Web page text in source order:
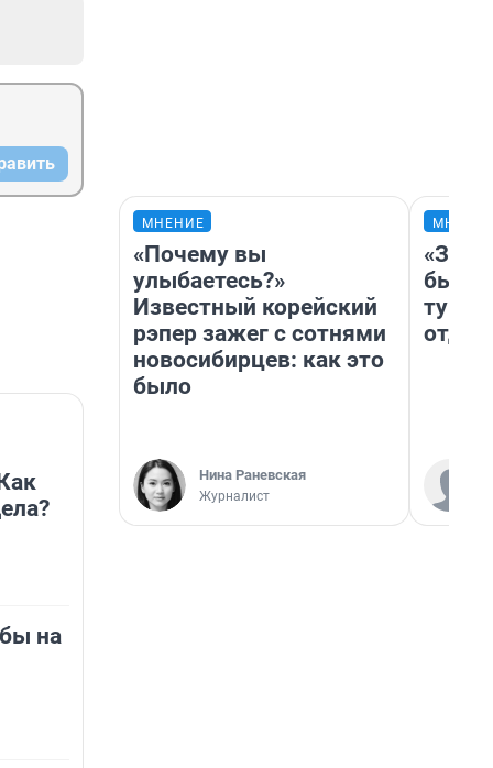
на
МНЕНИЕ
«Почему вы
улыбаетесь?»
Известный корейский
рэпер зажег с сотнями
новосибирцев: как это
было
Нина Раневская
Журналист
«За
были